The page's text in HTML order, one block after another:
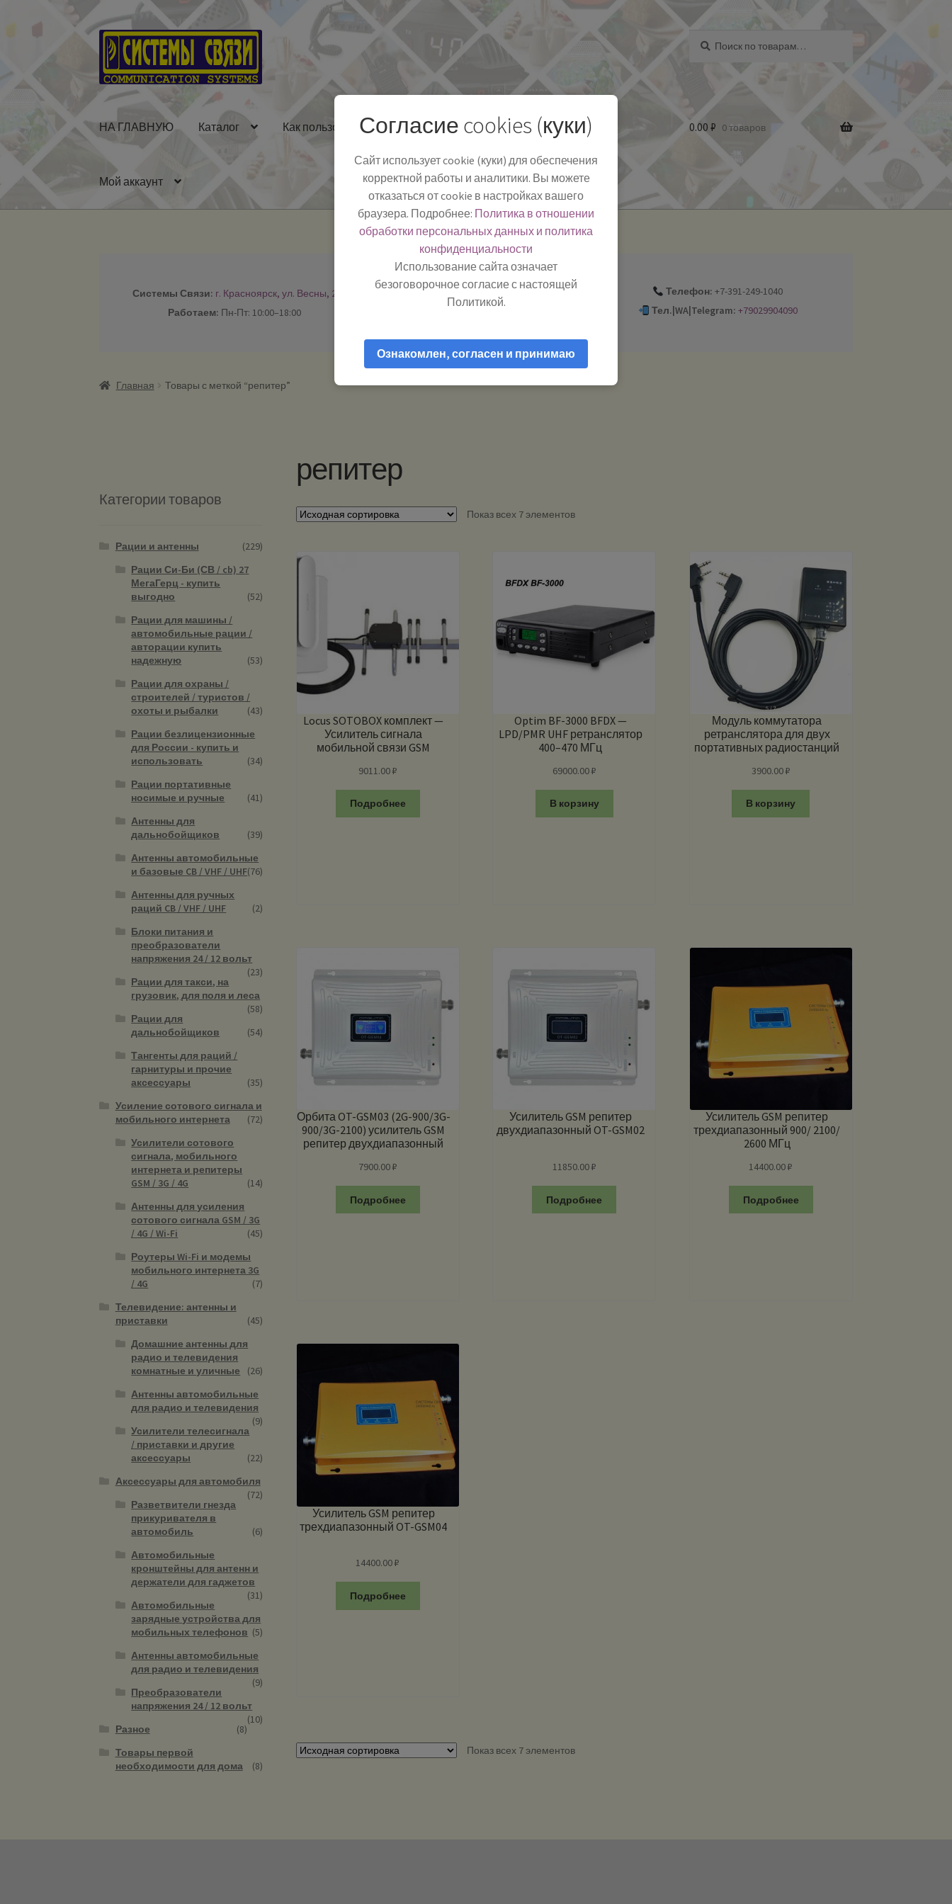
Перейти
к
навигации
Перейти
к
содержимому
НА ГЛАВНУЮ Каталог Как пользоваться Полезная информация БЛОГ
Мой аккаунт
0.00 ₽ 0 товаров
Системы Связи: г. Красноярск, ул. Весны, 2
Работаем: Пн-Пт: 10:00–18:00
-
Телефон: +7-391-249-1040
Тел.|WA|Telegram: +79029904090
Главная Товары с меткой “репитер”
репитер
Показ всех 7 элементов
Locus SOTOBOX комплект —
Усилитель сигнала
мобильной связи GSM
9011.00₽
Подробнее
Optim BF-3000 BFDX —
LPD/PMR UHF ретранслятор
400–470 МГц
69000.00₽
В корзину
Модуль коммутатора
ретранслятора для двух
портативных радиостанций
3900.00₽
В корзину
Орбита OT-GSM03 (2G-900/3G-
900/3G-2100) усилитель GSM
репитер двухдиапазонный
7900.00₽
Подробнее
Усилитель GSM репитер
двухдиапазонный OT-GSM02
11850.00₽
Подробнее
Усилитель GSM репитер
трехдиапазонный 900/ 2100/
2600 МГц
14400.00₽
Подробнее
Усилитель GSM репитер
трехдиапазонный OT-GSM04
14400.00₽
Подробнее
Показ всех 7 элементов
Категории товаров
Рации и антенны
(229)
Рации Си-Би (СВ / cb) 27
МегаГерц - купить
выгодно
(52)
Рации для машины /
автомобильные рации /
авторации купить
надежную
(53)
Рации для охраны /
строителей / туристов /
охоты и рыбалки
(43)
Рации безлицензионные
для России - купить и
использовать
(34)
Рации портативные
носимые и ручные
(41)
Антенны для
дальнобойщиков
(39)
Антенны автомобильные
и базовые CB / VHF / UHF(76)
Антенны для ручных
раций CB / VHF / UHF
(2)
Блоки питания и
преобразователи
напряжения 24 / 12 вольт
(23)
Рации для такси, на
грузовик, для поля и леса
(58)
Рации для
дальнобойщиков
(54)
Тангенты для раций /
гарнитуры и прочие
аксессуары
(35)
Усиление сотового сигнала и
мобильного интернета
(72)
Усилители сотового
сигнала, мобильного
интернета и репитеры
GSM / 3G / 4G
(14)
Антенны для усиления
сотового сигнала GSM / 3G
/ 4G / Wi-Fi
(45)
Роутеры Wi-Fi и модемы
мобильного интернета 3G
/ 4G
(7)
Телевидение: антенны и
приставки
(45)
Домашние антенны для
радио и телевидения
комнатные и уличные
(26)
Антенны автомобильные
для радио и телевидения
(9)
Усилители телесигнала
/ приставки и другие
аксессуары
(22)
Аксессуары для автомобиля
(72)
Разветвители гнезда
прикуривателя в
автомобиль
(6)
Автомобильные
кронштейны для антенн и
держатели для гаджетов
(31)
Автомобильные
зарядные устройства для
мобильных телефонов (5)
Антенны автомобильные
для радио и телевидения
(9)
Преобразователи
напряжения 24 / 12 вольт
(10)
Разное
(8)
Товары первой
необходимости для дома
(8)
Согласие cookies (куки)
Сайт использует cookie (куки) для обеспечения
корректной работы и аналитики. Вы можете
отказаться от cookie в настройках вашего
браузера. Подробнее: Политика в отношении
обработки персональных данных и политика
конфиденциальности
Использование сайта означает
безоговорочное согласие с настоящей
Политикой.
Ознакомлен, согласен и принимаю